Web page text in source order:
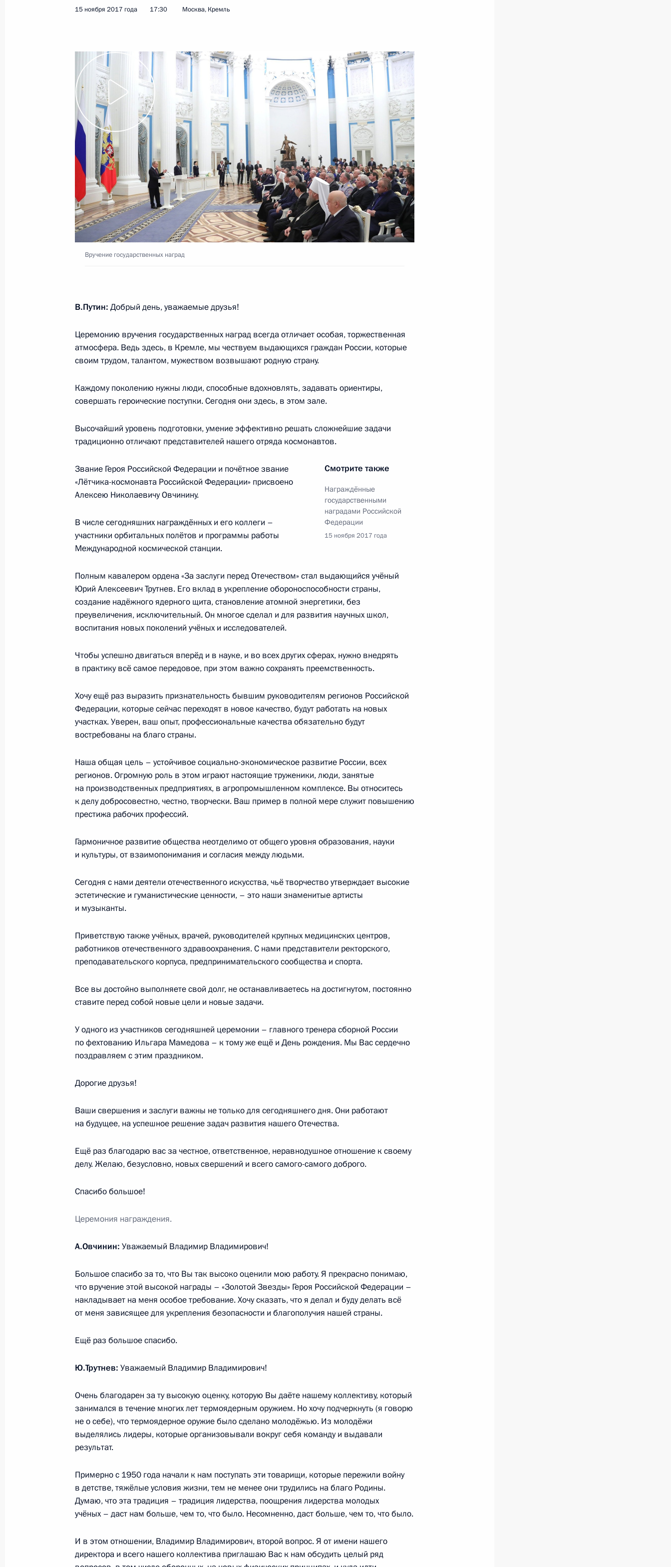
Объявлены лауреаты Госпремии 2017 года
8 июня 2018 года, 13:15 Москва, Кремль
Подписаны указы о лауреатах Госпремии 2017 года
8 июня 2018 года, 13:15
24 мая 2018 года, четверг
Вручение госнаград представителям международного
инвестсообщества
24 мая 2018 года, 23:25 Санкт-Петербург
3 2м
Союза Г.К.Жукова в 2018 году
В Кремле вручены госнаграды победителям XII Паралимпийских
зимних игр
20 марта 2018 года, 14:00 Москва, Кремль
28 февраля 2018 года, среда
Вручение государственных наград победителям XXIII
28 февраля 2018 года, 18:10 Москва, Кремль
В Кремле вручены государственные награды
23 февраля 2018 года, 14:30 Москва, Кремль
18 декабря 2017 года, понедельник
Вручение государственных премий за выдающиеся достижения
18 декабря 2017 года, 17:30 Москва, Кремль
Вручение государственных наград
15 ноября 2017 года, 17:30 Москва, Кремль
Вручение государственных премий Российской Федерации
Объявлены лауреаты Госпремии 2016 года
7 июня 2017 года, 11:30 Москва, Кремль
8
24 мая 2017 года, среда
Вручение государственных наград
24 мая 2017 года, 15:20 Москва, Кремль
10 мая 2017 года, среда
Подписан Указ о присуждении Госпремии имени Георгия Жукова
10 мая 2017 года, 16:00
Вручение государственных наград
Президент вручил Государственные премии за выдающиеся
достижения в области благотворительной и правозащитной
деятельности
10
4 ноября 2016 года, пятница
Вручение государственных наград и премии Президента за вклад
в укрепление единства российской нации
4 ноября 2016 года, 15:30 Москва, Кремль
Вручение государственных наград
22 сентября 2016 года, 14:30 Москва, Кремль
12 июня 2016 года, воскресенье
15 ноября 2017 года 17:30 Москва, Кремль
Вручение государственных наград
В.Путин: Добрый день, уважаемые друзья!
Церемонию вручения государственных наград всегда отличает особая, торжественная
атмосфера. Ведь здесь, в Кремле, мы чествуем выдающихся граждан России, которые
своим трудом, талантом, мужеством возвышают родную страну.
Каждому поколению нужны люди, способные вдохновлять, задавать ориентиры,
совершать героические поступки. Сегодня они здесь, в этом зале.
Высочайший уровень подготовки, умение эффективно решать сложнейшие задачи
традиционно отличают представителей нашего отряда космонавтов.
Смотрите также
Награждённые
государственными
наградами Российской
Федерации
15 ноября 2017 года
Звание Героя Российской Федерации и почётное звание
«Лётчика-космонавта Российской Федерации» присвоено
Алексею Николаевичу Овчинину.
В числе сегодняшних награждённых и его коллеги –
участники орбитальных полётов и программы работы
Международной космической станции.
Полным кавалером ордена «За заслуги перед Отечеством» стал выдающийся учёный
Юрий Алексеевич Трутнев. Его вклад в укрепление обороноспособности страны,
создание надёжного ядерного щита, становление атомной энергетики, без
преувеличения, исключительный. Он многое сделал и для развития научных школ,
воспитания новых поколений учёных и исследователей.
Чтобы успешно двигаться вперёд и в науке, и во всех других сферах, нужно внедрять
в практику всё самое передовое, при этом важно сохранять преемственность.
Хочу ещё раз выразить признательность бывшим руководителям регионов Российской
Федерации, которые сейчас переходят в новое качество, будут работать на новых
участках. Уверен, ваш опыт, профессиональные качества обязательно будут
востребованы на благо страны.
Наша общая цель – устойчивое социально-экономическое развитие России, всех
регионов. Огромную роль в этом играют настоящие труженики, люди, занятые
на производственных предприятиях, в агропромышленном комплексе. Вы относитесь
к делу добросовестно, честно, творчески. Ваш пример в полной мере служит повышению
престижа рабочих профессий.
Гармоничное развитие общества неотделимо от общего уровня образования, науки
и культуры, от взаимопонимания и согласия между людьми.
Сегодня с нами деятели отечественного искусства, чьё творчество утверждает высокие
эстетические и гуманистические ценности, – это наши знаменитые артисты
и музыканты.
Приветствую также учёных, врачей, руководителей крупных медицинских центров,
работников отечественного здравоохранения. С нами представители ректорского,
преподавательского корпуса, предпринимательского сообщества и спорта.
Все вы достойно выполняете свой долг, не останавливаетесь на достигнутом, постоянно
ставите перед собой новые цели и новые задачи.
У одного из участников сегодняшней церемонии – главного тренера сборной России
по фехтованию Ильгара Мамедова – к тому же ещё и День рождения. Мы Вас сердечно
поздравляем с этим праздником.
Дорогие друзья!
Ваши свершения и заслуги важны не только для сегодняшнего дня. Они работают
на будущее, на успешное решение задач развития нашего Отечества.
Ещё раз благодарю вас за честное, ответственное, неравнодушное отношение к своему
делу. Желаю, безусловно, новых свершений и всего самого-самого доброго.
Спасибо большое!
Церемония награждения.
А.Овчинин: Уважаемый Владимир Владимирович!
Большое спасибо за то, что Вы так высоко оценили мою работу. Я прекрасно понимаю,
что вручение этой высокой награды – «Золотой Звезды» Героя Российской Федерации –
накладывает на меня особое требование. Хочу сказать, что я делал и буду делать всё
от меня зависящее для укрепления безопасности и благополучия нашей страны.
Ещё раз большое спасибо.
Ю.Трутнев: Уважаемый Владимир Владимирович!
Очень благодарен за ту высокую оценку, которую Вы даёте нашему коллективу, который
занимался в течение многих лет термоядерным оружием. Но хочу подчеркнуть (я говорю
не о себе), что термоядерное оружие было сделано молодёжью. Из молодёжи
выделялись лидеры, которые организовывали вокруг себя команду и выдавали
результат.
Примерно с 1950 года начали к нам поступать эти товарищи, которые пережили войну
в детстве, тяжёлые условия жизни, тем не менее они трудились на благо Родины.
Думаю, что эта традиция – традиция лидерства, поощрения лидерства молодых
учёных – даст нам больше, чем то, что было. Несомненно, даст больше, чем то, что было.
И в этом отношении, Владимир Владимирович, второй вопрос. Я от имени нашего
директора и всего нашего коллектива приглашаю Вас к нам обсудить целый ряд